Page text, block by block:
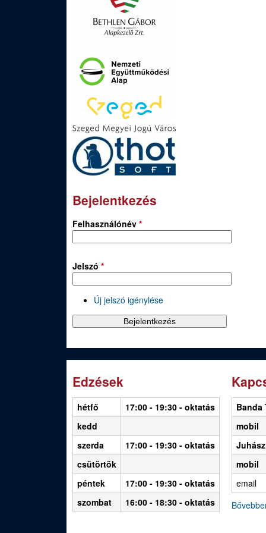
Bejelentkezés
Felhasználónév *
Jelszó *
Új jelszó igénylése
Edzések
hétfő 17:00 - 19:30 - oktatás
kedd
szerda
17:00 - 19:30 - oktatás
csütörtök
péntek
17:00 - 19:30 - oktatás
szombat
16:00 - 18:30 - oktatás
Banda
mobil
mobil
email